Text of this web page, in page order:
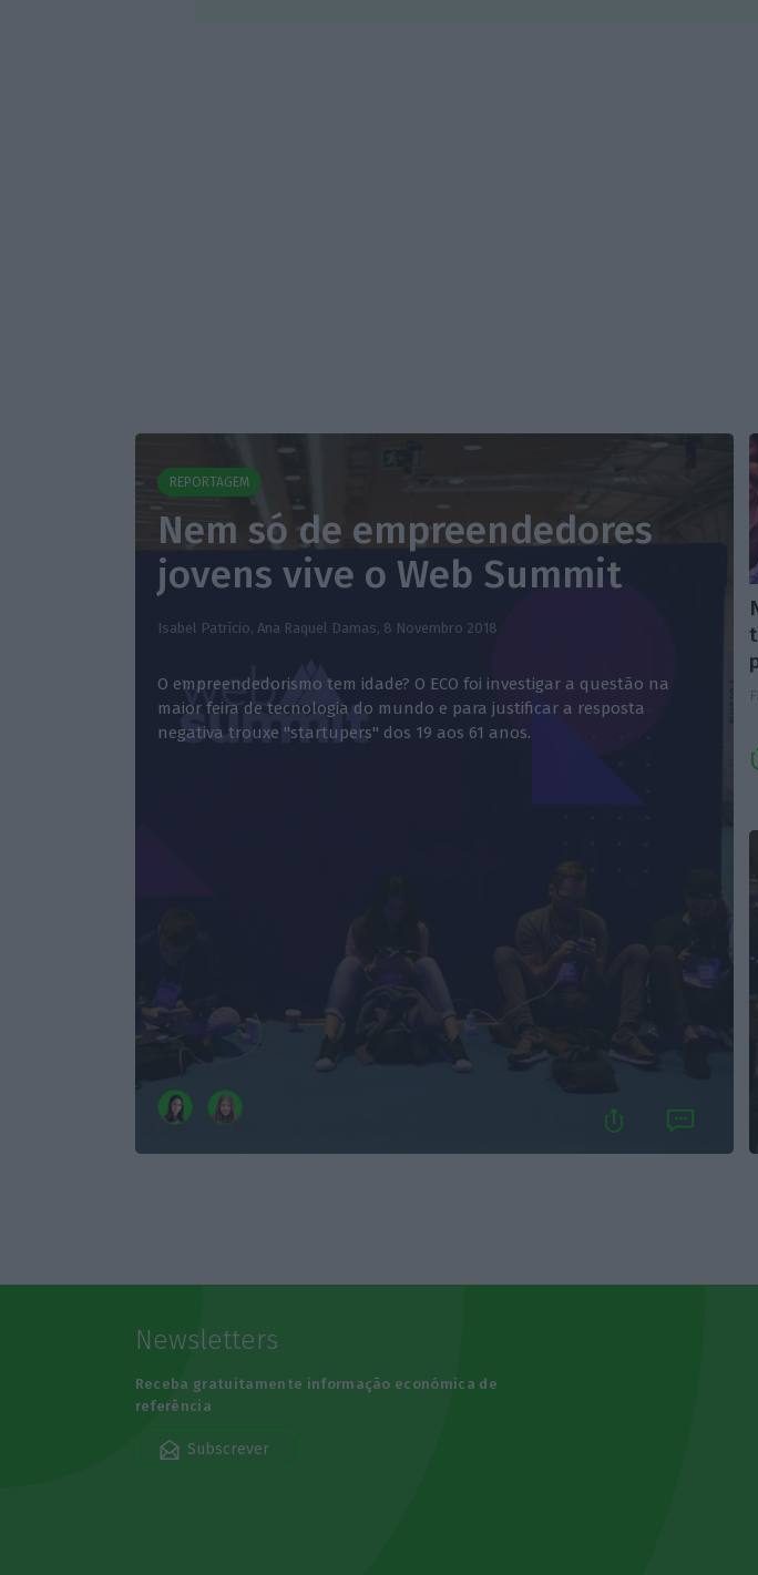
REPORTAGEM
Nem só de empreendedores
jovens vive o Web Summit
Isabel Patrício, Ana Raquel Damas, 8 Novembro 2018
O empreendedorismo tem idade? O ECO foi investigar a questão na
maior feira de tecnologia do mundo e para justificar a resposta
negativa trouxe "startupers" dos 19 aos 61 anos.
Newsletters
Receba gratuitamente informação económica de
referência
Subscrever